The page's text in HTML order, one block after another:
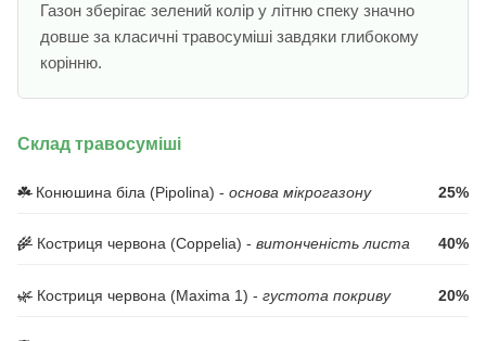
Газон зберігає зелений колір у літню спеку значно
довше за класичні травосуміші завдяки глибокому
корінню.
Склад травосуміші
☘️ Конюшина біла (Pipolina) - основа мікрогазону 25%
🌾 Костриця червона (Coppelia) - витонченість листа 40%
🌿 Костриця червона (Maxima 1) - густота покриву 20%